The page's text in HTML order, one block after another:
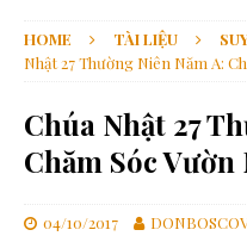
HOME TÀI LIỆU
Nhật 27 Thường Niên Năm A:
Chúa Nhật 27
Chăm Sóc Vườn
04/10/2017